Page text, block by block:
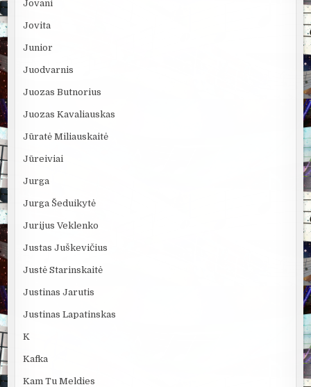
Jovani
Jovita
Junior
Juodvarnis
Juozas Butnorius
Juozas Kavaliauskas
Jūratė Miliauskaitė
Jūreiviai
Jurga
Jurga Šeduikytė
Jurijus Veklenko
Justas Juškevičius
Justė Starinskaitė
Justinas Jarutis
Justinas Lapatinskas
K
Kafka
Kam Tu Meldies